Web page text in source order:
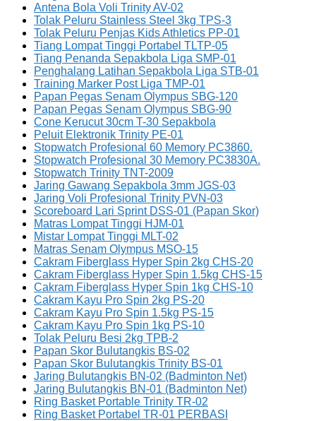
Antena Bola Voli Trinity AV-02
Tolak Peluru Stainless Steel 3kg TPS-3
Tolak Peluru Penjas Kids Athletics PP-01
Tiang Lompat Tinggi Portabel TLTP-05
Tiang Penanda Sepakbola Liga SMP-01
Penghalang Latihan Sepakbola Liga STB-01
Training Marker Post Liga TMP-01
Papan Pegas Senam Olympus SBG-120
Papan Pegas Senam Olympus SBG-90
Cone Kerucut 30cm T-30 Sepakbola
Peluit Elektronik Trinity PE-01
Stopwatch Profesional 60 Memory PC3860.
Stopwatch Profesional 30 Memory PC3830A.
Stopwatch Trinity TNT-2009
Jaring Gawang Sepakbola 3mm JGS-03
Jaring Voli Profesional Trinity PVN-03
Scoreboard Lari Sprint DSS-01 (Papan Skor)
Matras Lompat Tinggi HJM-01
Mistar Lompat Tinggi MLT-02
Matras Senam Olympus MSO-15
Cakram Fiberglass Hyper Spin 2kg CHS-20
Cakram Fiberglass Hyper Spin 1.5kg CHS-15
Cakram Fiberglass Hyper Spin 1kg CHS-10
Cakram Kayu Pro Spin 2kg PS-20
Cakram Kayu Pro Spin 1.5kg PS-15
Cakram Kayu Pro Spin 1kg PS-10
Tolak Peluru Besi 2kg TPB-2
Papan Skor Bulutangkis BS-02
Papan Skor Bulutangkis Trinity BS-01
Jaring Bulutangkis BN-02 (Badminton Net)
Jaring Bulutangkis BN-01 (Badminton Net)
Ring Basket Portable Trinity TR-02
Ring Basket Portabel TR-01 PERBASI